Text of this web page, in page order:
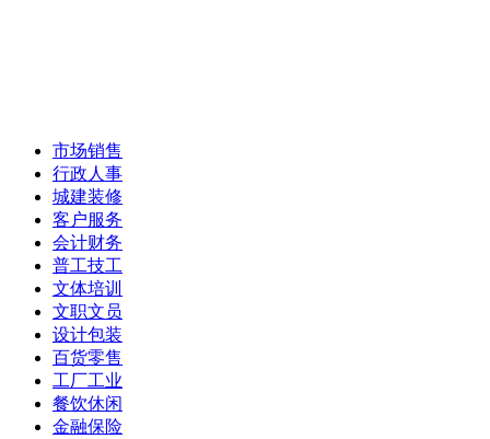
市场销售
行政人事
城建装修
客户服务
会计财务
普工技工
文体培训
文职文员
设计包装
百货零售
工厂工业
餐饮休闲
金融保险